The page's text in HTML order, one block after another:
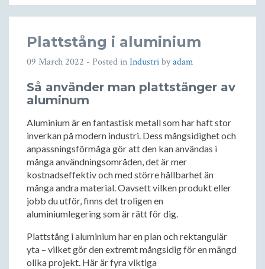
Plattstång i aluminium
09 March 2022 - Posted inIndustribyadam
Så använder man plattstänger av
aluminum
Aluminium är en fantastisk metall som har haft stor
inverkan på modern industri. Dess mångsidighet och
anpassningsförmåga gör att den kan användas i
många användningsområden, det är mer
kostnadseffektiv och med större hållbarhet än
många andra material. Oavsett vilken produkt eller
jobb du utför, finns det troligen en
aluminiumlegering som är rätt för dig.
Plattstång i aluminium har en plan och rektangulär
yta – vilket gör den extremt mångsidig för en mängd
olika projekt. Här är fyra viktiga